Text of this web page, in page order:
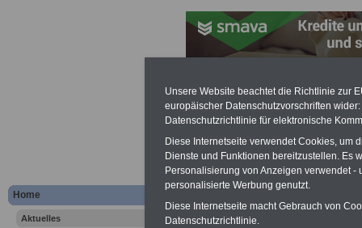
Home
Aktuelles
Zählkindervorteil
Werbung mit Banner bzw.
Schon zum Festpreis von 250
Monate können Sie einen
Websitefrauen-im-
Interesse, einfach dieses
Ihre Wünsche!
Unsere Website beachtet die Richtlinie zur
europäischer Datenschutzvorschriften
Datenschutzrichtlinie für elektronische
Diese Internetseite verwendet Cookies, um
Dienste und Funktionen bereitzustellen. Es
Personalisierung von Anzeigen verwendet
personalisierte Werbung genutzt.
Diese Internetseite macht Gebrauch von
Datenschutzrichtlinie.